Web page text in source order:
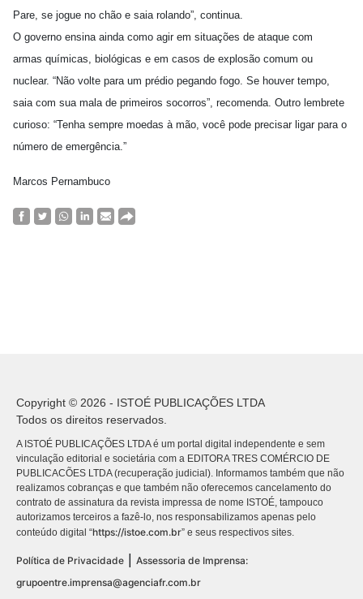
Pare, se jogue no chão e saia rolando”, continua.
O governo ensina ainda como agir em situações de ataque com
armas químicas, biológicas e em casos de explosão comum ou
nuclear. “Não volte para um prédio pegando fogo. Se houver tempo,
saia com sua mala de primeiros socorros”, recomenda. Outro lembrete
curioso: “Tenha sempre moedas à mão, você pode precisar ligar para o
número de emergência.”
Marcos Pernambuco
Copyright © 2026 - ISTOÉ PUBLICAÇÕES LTDA
Todos os direitos reservados.
A ISTOÉ PUBLICAÇÕES LTDA é um portal digital independente e sem
vinculação editorial e societária com a EDITORA TRES COMÉRCIO DE
PUBLICACÕES LTDA (recuperação judicial). Informamos também que não
realizamos cobranças e que também não oferecemos cancelamento do
contrato de assinatura da revista impressa de nome ISTOÉ, tampouco
autorizamos terceiros a fazê-lo, nos responsabilizamos apenas pelo
conteúdo digital “https://istoe.com.br” e seus respectivos sites.
Política de Privacidade
Assessoria de Imprensa:
grupoentre.imprensa@agenciafr.com.br